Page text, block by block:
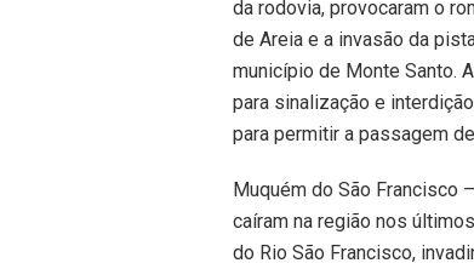
da rodovia, provocaram o
de Areia e a invasão da
município de Monte Santo.
para sinalização e
para permitir a passagem
Muquém do São Francisco
caíram na região nos
do Rio São Francisco,